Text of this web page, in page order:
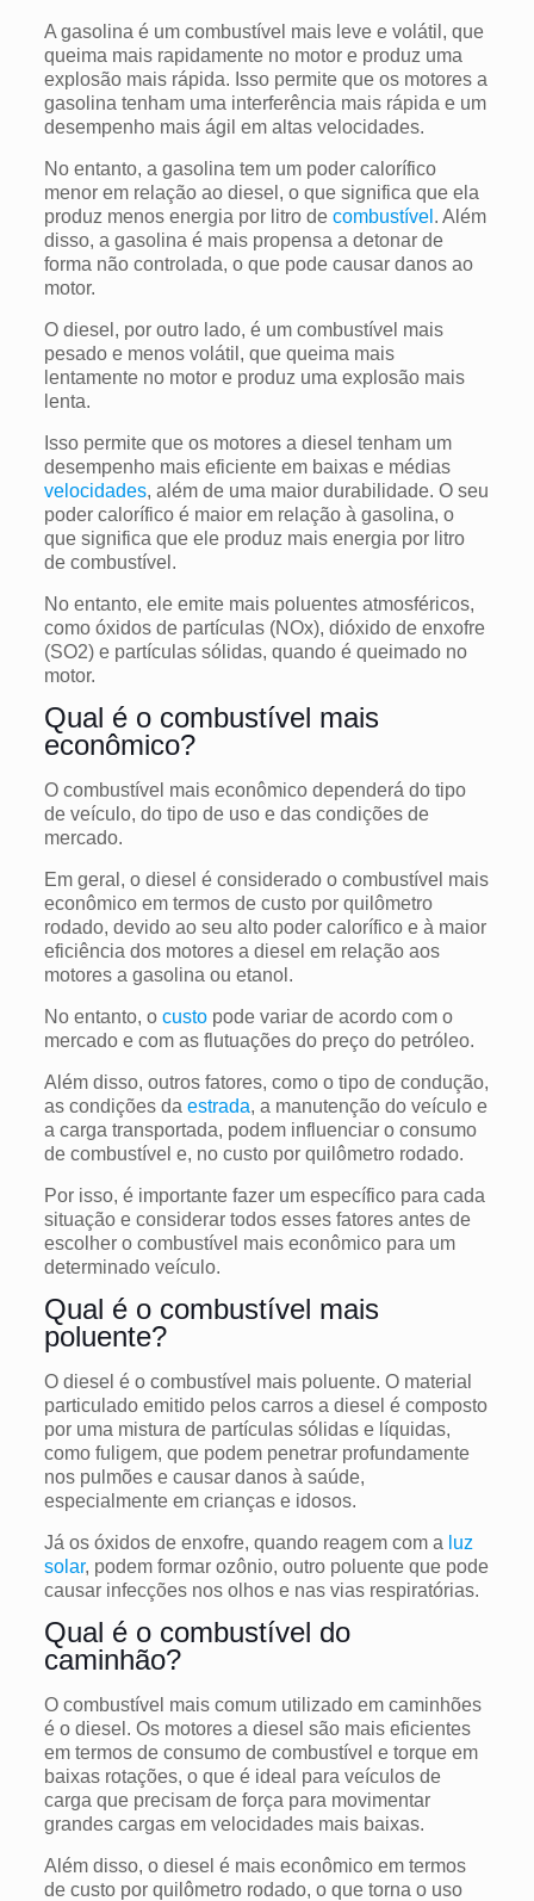
A gasolina é um combustível mais leve e volátil, que
queima mais rapidamente no motor e produz uma
explosão mais rápida. Isso permite que os motores a
gasolina tenham uma interferência mais rápida e um
desempenho mais ágil em altas velocidades.
No entanto, a gasolina tem um poder calorífico
menor em relação ao diesel, o que significa que ela
produz menos energia por litro de combustível . Além
disso, a gasolina é mais propensa a detonar de
forma não controlada, o que pode causar danos ao
motor.
O diesel, por outro lado, é um combustível mais
pesado e menos volátil, que queima mais
lentamente no motor e produz uma explosão mais
lenta.
Isso permite que os motores a diesel tenham um
desempenho mais eficiente em baixas e médias
velocidades, além de uma maior durabilidade. O seu
poder calorífico é maior em relação à gasolina, o
que significa que ele produz mais energia por litro
de combustível.
No entanto, ele emite mais poluentes atmosféricos,
como óxidos de partículas (NOx), dióxido de enxofre
(SO2) e partículas sólidas, quando é queimado no
motor.
Qual é o combustível mais
econômico?
O combustível mais econômico dependerá do tipo
de veículo, do tipo de uso e das condições de
mercado.
Em geral, o diesel é considerado o combustível mais
econômico em termos de custo por quilômetro
rodado, devido ao seu alto poder calorífico e à maior
eficiência dos motores a diesel em relação aos
motores a gasolina ou etanol.
No entanto, o custopode variar de acordo com o
mercado e com as flutuações do preço do petróleo.
Além disso, outros fatores, como o tipo de condução,
as condições da estrada, a manutenção do veículo e
a carga transportada, podem influenciar o consumo
de combustível e, no custo por quilômetro rodado.
Por isso, é importante fazer um específico para cada
situação e considerar todos esses fatores antes de
escolher o combustível mais econômico para um
determinado veículo.
Qual é o combustível mais
poluente?
O diesel é o combustível mais poluente. O material
particulado emitido pelos carros a diesel é composto
por uma mistura de partículas sólidas e líquidas,
como fuligem, que podem penetrar profundamente
nos pulmões e causar danos à saúde,
especialmente em crianças e idosos.
Já os óxidos de enxofre, quando reagem com a luz
solar, podem formar ozônio, outro poluente que pode
causar infecções nos olhos e nas vias respiratórias.
Qual é o combustível do
caminhão?
O combustível mais comum utilizado em caminhões
é o diesel. Os motores a diesel são mais eficientes
em termos de consumo de combustível e torque em
baixas rotações, o que é ideal para veículos de
carga que precisam de força para movimentar
grandes cargas em velocidades mais baixas.
Além disso, o diesel é mais econômico em termos
de custo por quilômetro rodado, o que torna o uso